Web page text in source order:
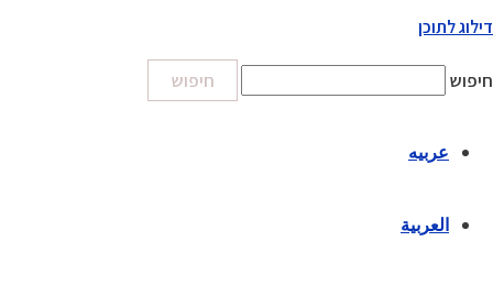
דילוג לתוכן
חיפוש חיפוש
عربيه
العربية